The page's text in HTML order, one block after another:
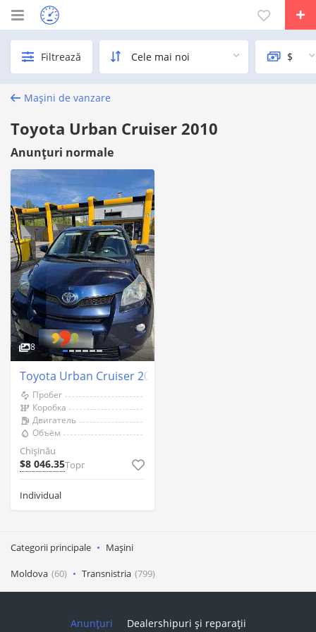
Filtrează
Mașini de vanzare
Toyota Urban Cruiser 2010
Anunțuri normale
8
Toyota Urban Cruiser 2010 an Chişinău
Пробег
Коробка
Двигатель
Объём
Chişinău
$8 046.35Торг
Individual
Categorii principale Mașini
Moldova (60) Transnistria (799)
Anunțuri Dealershipuri și reparații